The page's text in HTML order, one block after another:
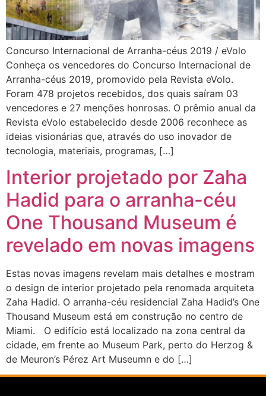
Concurso Internacional de Arranha-céus 2019 / eVolo
Conheça os vencedores do Concurso Internacional de
Arranha-céus 2019, promovido pela Revista eVolo.
Foram 478 projetos recebidos, dos quais saíram 03
vencedores e 27 menções honrosas. O prêmio anual da
Revista eVolo estabelecido desde 2006 reconhece as
ideias visionárias que, através do uso inovador de
tecnologia, materiais, programas, […]
Interior projetado por Zaha
Hadid para o arranha-céu
One Thousand Museum é
revelado em novas imagens
Estas novas imagens revelam mais detalhes e mostram
o design de interior projetado pela renomada arquiteta
Zaha Hadid. O arranha-céu residencial Zaha Hadid’s One
Thousand Museum está em construção no centro de
Miami. O edifício está localizado na zona central da
cidade, em frente ao Museum Park, perto do Herzog &
de Meuron’s Pérez Art Museumn e do […]